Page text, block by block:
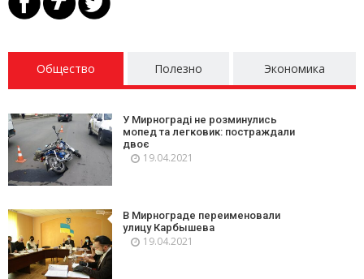
Общество Полезно Экономика
У Мирнограді не розминулись
мопед та легковик: постраждали
двоє
19.04.2021
В Мирнограде переименовали
улицу Карбышева
19.04.2021